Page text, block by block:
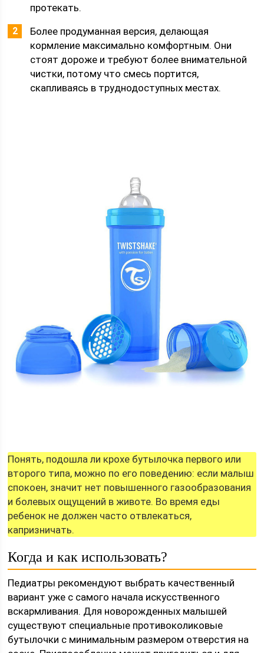
протекать.
Более продуманная версия, делающая
кормление максимально комфортным. Они
стоят дороже и требуют более внимательной
чистки, потому что смесь портится,
скапливаясь в труднодоступных местах.
Понять, подошла ли крохе бутылочка первого или
второго типа, можно по его поведению: если малыш
спокоен, значит нет повышенного газообразования
и болевых ощущений в животе. Во время еды
ребенок не должен часто отвлекаться,
капризничать.
Когда и как использовать?
Педиатры рекомендуют выбрать качественный
вариант уже с самого начала искусственного
вскармливания. Для новорожденных малышей
существуют специальные противоколиковые
бутылочки с минимальным размером отверстия на